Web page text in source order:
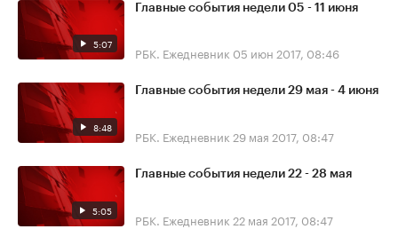
5:07
Главные события недели 05 - 11 июня
РБК. Ежедневник 05 июн 2017, 08:46
8:48
Главные события недели 29 мая - 4 июня
РБК. Ежедневник 29 мая 2017, 08:47
5:05
Главные события недели 22 - 28 мая
РБК. Ежедневник 22 мая 2017, 08:47